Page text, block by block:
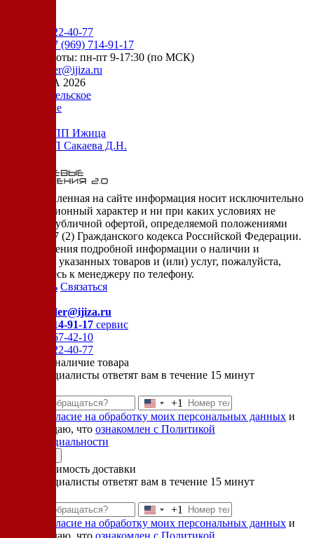
+7 (905) 222-40-77
+7 (969) 714-91-17
режим работы: пн-пт 9-17:30 (по МСК)
order@ijiza.ru
© ИЖИЦА 2026
Пользовательское
соглашение
Оферта НПП Ижица
Оферта ИП Сакаева Д.Н.
* представленная на сайте информация носит исключительно
информационный характер и ни при каких условиях не
является публичной офертой, определяемой положениями
Статьи 437 (2) Гражданского кодекса Российской Федерации.
Для получения подробной информации о наличии и
стоимости указанных товаров и (или) услуг, пожалуйста,
обращайтесь к менеджеру по телефону.
Позвонить Связаться
order@ijiza.ru
+7 (969) 714-91-17 cервис
+7 (812) 467-42-10
+7 (905) 222-40-77
Уточнить наличие товара
Наши специалисты ответят вам в течение 15 минут
Соединенные
Штаты
+1
+1
согласие на обработку моих персональных данных и
подтверждаю, что ознакомлен с Политикой
конфиденциальности
Узнать стоимость доставки
Наши специалисты ответят вам в течение 15 минут
Соединенные
Штаты
+1
согласие на обработку моих персональных данных и
подтверждаю, что ознакомлен с Политикой